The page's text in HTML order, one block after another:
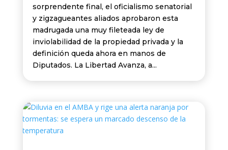
sorprendente final, el oficialismo senatorial
y zigzagueantes aliados aprobaron esta
madrugada una muy fileteada ley de
inviolabilidad de la propiedad privada y la
definición queda ahora en manos de
Diputados. La Libertad Avanza, a...